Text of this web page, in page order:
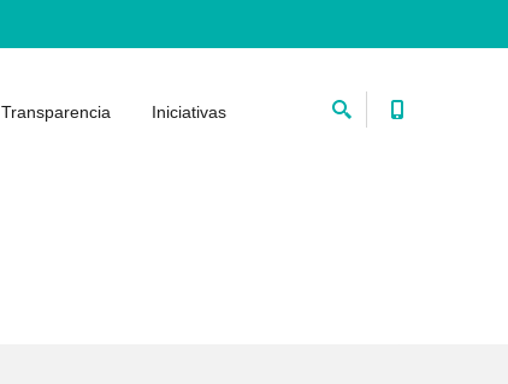
Transparencia Iniciativas